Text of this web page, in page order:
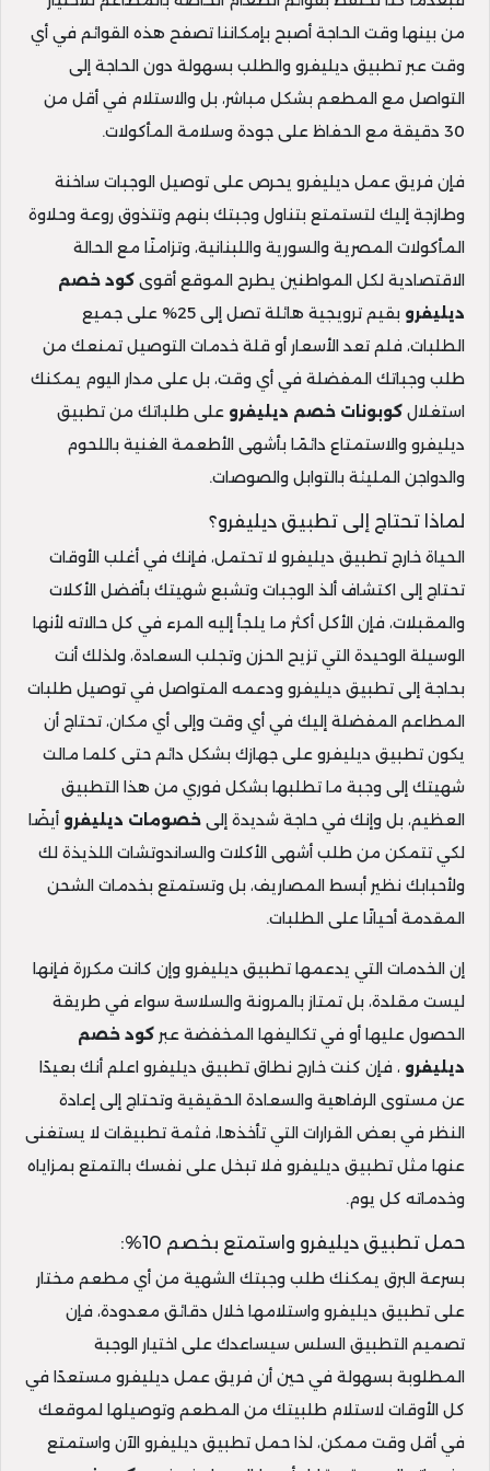
من بينها وقت الحاجة أصبح بإمكاننا تصفح هذه القوائم في أي
وقت عبر تطبيق ديليفرو والطلب بسهولة دون الحاجة إلى
التواصل مع المطعم بشكل مباشر، بل والاستلام في أقل من
30 دقيقة مع الحفاظ على جودة وسلامة المأكولات.
فإن فريق عمل ديليفرو يحرص على توصيل الوجبات ساخنة
وطازجة إليك لتستمتع بتناول وجبتك بنهم وتتذوق روعة وحلاوة
المأكولات المصرية والسورية واللبنانية، وتزامنًا مع الحالة
الاقتصادية لكل المواطنين يطرح الموقع أقوى كود خصم
ديليفرو
بقيم ترويجية هائلة تصل إلى 25% على جميع
الطلبات، فلم تعد الأسعار أو قلة خدمات التوصيل تمنعك من
طلب وجباتك المفضلة في أي وقت، بل على مدار اليوم يمكنك
استغلال كوبونات خصم ديليفرو على طلباتك من تطبيق
ديليفرو والاستمتاع دائمًا بأشهى الأطعمة الغنية باللحوم
والدواجن المليئة بالتوابل والصوصات.
لماذا تحتاج إلى تطبيق ديليفرو؟
الحياة خارج تطبيق ديليفرو لا تحتمل، فإنك في أغلب الأوقات
تحتاج إلى اكتشاف ألذ الوجبات وتشبع شهيتك بأفضل الأكلات
والمقبلات، فإن الأكل أكثر ما يلجأ إليه المرء في كل حالاته لأنها
الوسيلة الوحيدة التي تزيح الحزن وتجلب السعادة، ولذلك أنت
بحاجة إلى تطبيق ديليفرو ودعمه المتواصل في توصيل طلبات
المطاعم المفضلة إليك في أي وقت وإلى أي مكان، تحتاج أن
يكون تطبيق ديليفرو على جهازك بشكل دائم حتى كلما مالت
شهيتك إلى وجبة ما تطلبها بشكل فوري من هذا التطبيق
العظيم، بل وإنك في حاجة شديدة إلى خصومات ديليفرو أيضًا
لكي تتمكن من طلب أشهى الأكلات والساندوتشات اللذيذة لك
ولأحبابك نظير أبسط المصاريف، بل وتستمتع بخدمات الشحن
المقدمة أحيانًا على الطلبات.
إن الخدمات التي يدعمها تطبيق ديليفرو وإن كانت مكررة فإنها
ليست مقلدة، بل تمتاز بالمرونة والسلاسة سواء في طريقة
الحصول عليها أو في تكاليفها المخفضة عبر كود خصم
ديليفرو ، فإن كنت خارج نطاق تطبيق ديليفرو اعلم أنك بعيدًا
عن مستوى الرفاهية والسعادة الحقيقية وتحتاج إلى إعادة
النظر في بعض القرارات التي تأخذها، فثمة تطبيقات لا يستغنى
عنها مثل تطبيق ديليفرو فلا تبخل على نفسك بالتمتع بمزاياه
وخدماته كل يوم.
حمل تطبيق ديليفرو واستمتع بخصم 10%:
بسرعة البرق يمكنك طلب وجبتك الشهية من أي مطعم مختار
على تطبيق ديليفرو واستلامها خلال دقائق معدودة، فإن
تصميم التطبيق السلس سيساعدك على اختيار الوجبة
المطلوبة بسهولة في حين أن فريق عمل ديليفرو مستعدًا في
كل الأوقات لاستلام طلبيتك من المطعم وتوصيلها لموقعك
في أقل وقت ممكن، لذا حمل تطبيق ديليفرو الآن واستمتع